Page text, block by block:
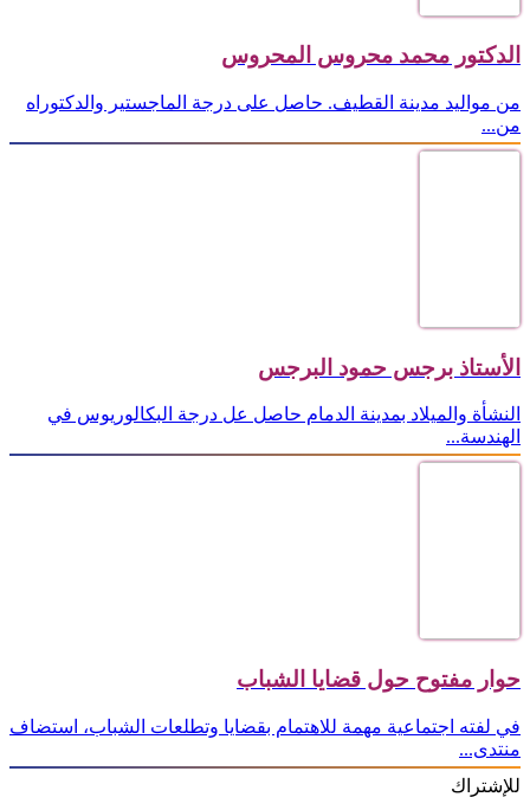
الدكتور محمد محروس المحروس
من مواليد مدينة القطيف. حاصل على درجة الماجستير والدكتوراه
من...
الأستاذ برجس حمود البرجس
النشأة والميلاد بمدينة الدمام حاصل عل درجة البكالوريوس في
الهندسة...
حوار مفتوح حول قضايا الشباب
في لفته اجتماعية مهمة للاهتمام بقضايا وتطلعات الشباب، استضاف
منتدى...
للإشتراك